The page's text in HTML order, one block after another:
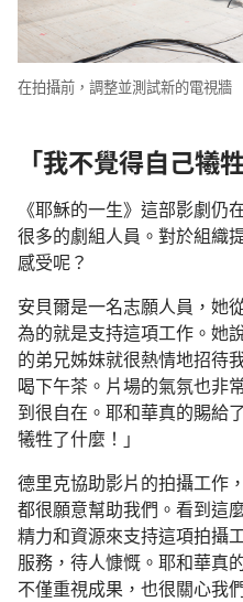
在拍攝前，調整並測試新的電視牆
「我不覺得自己犧
《耶穌的一生》這部影劇仍
很多的劇組人員。對於組織
感受呢？
安貝爾是一名志願人員，她
為的就是支持這項工作。她
的弟兄姊妹就很熱情地招待
喝下午茶。片場的氣氛也非
到很自在。耶和華真的賜給
犧牲了什麼！」
德里克協助影片的拍攝工作
都很願意幫助我們。看到這
精力和資源來支持這項拍攝
服務，待人慷慨。耶和華真
不僅重視成果，也很關心我